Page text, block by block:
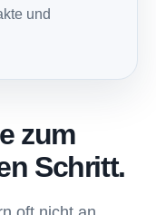
und
zum
Schritt.